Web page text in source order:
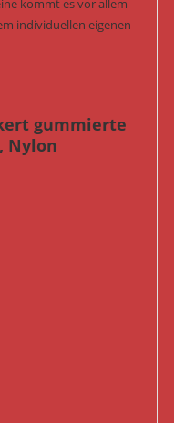
individuellen eigenen
gummierte
Nylon